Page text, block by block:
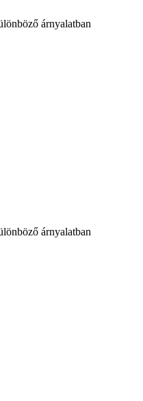
árnyalatban
árnyalatban